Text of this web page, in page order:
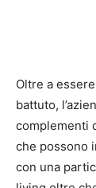
Oltre a
battuto,
complementi
che possono
con una